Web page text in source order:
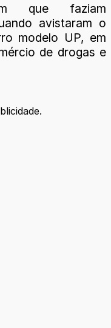
que faziam
avistaram o
modelo UP, em
de drogas e